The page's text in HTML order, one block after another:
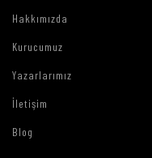
Hakkımızda
Kurucumuz
Yazarlarımız
İletişim
Blog